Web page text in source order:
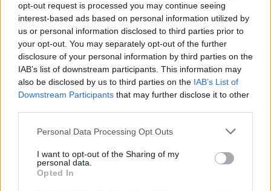
opt-out request is processed you may continue seeing
interest-based ads based on personal information utilized by
us or personal information disclosed to third parties prior to
your opt-out. You may separately opt-out of the further
disclosure of your personal information by third parties on the
IAB’s list of downstream participants. This information may
also be disclosed by us to third parties on the IAB’s List of
Downstream Participants that may further disclose it to other
Personal Data Processing Opt Outs
I want to opt-out of the Sharing of my
personal data.
Opted In
përfshijë Poloninë më ngushtë në
vendimmarrjen evropiane. Gjithashtu, sipas
Abrahamit, heqja e kontrolleve kufitare në
kufirin gjermano-polak do të mund të jepte një
sinjal pozitiv dhe të ulte presionin mbi rajonet
kufitare.
/DW
Lajme të ngjashme: